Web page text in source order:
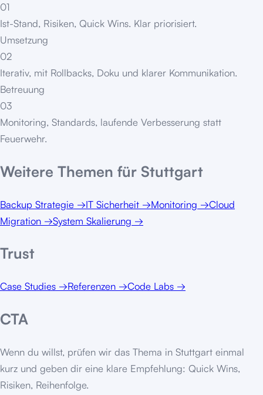
01
Ist-Stand, Risiken, Quick Wins. Klar priorisiert.
Umsetzung
02
Iterativ, mit Rollbacks, Doku und klarer Kommunikation.
Betreuung
03
Monitoring, Standards, laufende Verbesserung statt
Feuerwehr.
Weitere Themen für Stuttgart
Backup Strategie →IT Sicherheit →Monitoring →Cloud
Migration →System Skalierung →
Trust
Case Studies →Referenzen →Code Labs →
CTA
Wenn du willst, prüfen wir das Thema in Stuttgart einmal
kurz und geben dir eine klare Empfehlung: Quick Wins,
Risiken, Reihenfolge.